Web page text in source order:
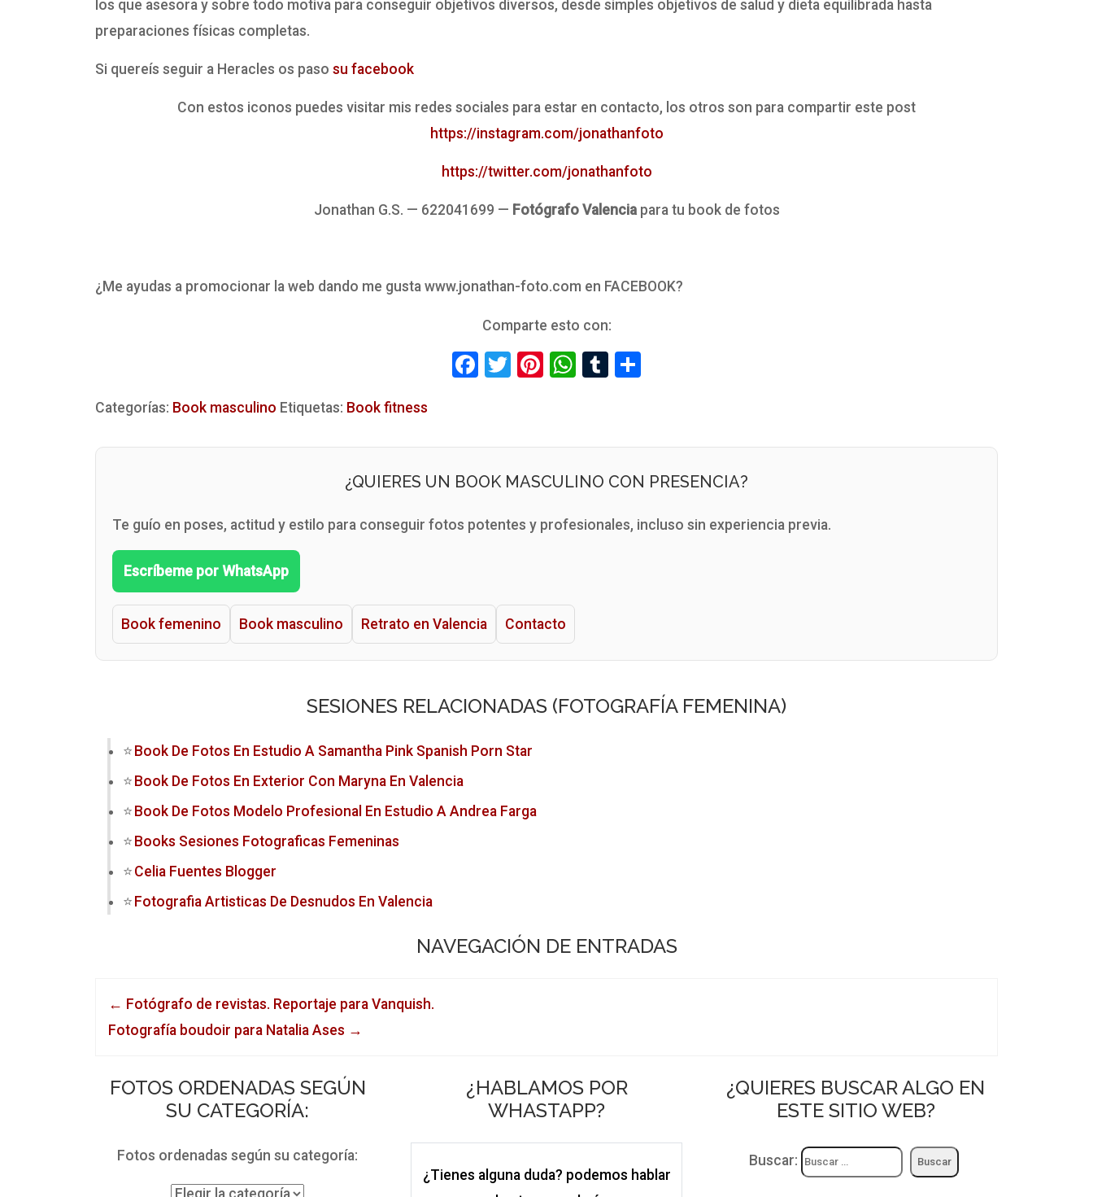
los que asesora y sobre todo motiva para conseguir objetivos diversos, desde simples objetivos de salud y dieta equilibrada hasta
preparaciones físicas completas.
Si quereís seguir a Heracles os paso su facebook
Con estos iconos puedes visitar mis redes sociales para estar en contacto, los otros son para compartir este post
https://instagram.com/jonathanfoto
https://twitter.com/jonathanfoto
Jonathan G.S. — 622041699 — Fotógrafo Valenciapara tu book de fotos
¿Me ayudas a promocionar la web dando me gusta www.jonathan-foto.com en FACEBOOK?
Comparte esto con:
Facebook
Twitter
Pinterest
WhatsApp
Tumblr
Categorías: Book masculino Etiquetas: Book fitness
¿QUIERES UN BOOK MASCULINO CON PRESENCIA?
Te guío en poses, actitud y estilo para conseguir fotos potentes y profesionales, incluso sin experiencia previa.
Escríbeme por WhatsApp
Book femenino Book masculino Retrato en Valencia Contacto
SESIONES RELACIONADAS (FOTOGRAFÍA FEMENINA)
Book De Fotos En Estudio A Samantha Pink Spanish Porn Star
Book De Fotos En Exterior Con Maryna En Valencia
Book De Fotos Modelo Profesional En Estudio A Andrea Farga
Books Sesiones Fotograficas Femeninas
Celia Fuentes Blogger
Fotografia Artisticas De Desnudos En Valencia
NAVEGACIÓN DE ENTRADAS
← Fotógrafo de revistas. Reportaje para Vanquish.
Fotografía boudoir para Natalia Ases →
FOTOS ORDENADAS SEGÚN
SU CATEGORÍA:
Fotos ordenadas según su categoría:
¿HABLAMOS POR
WHASTAPP?
¿Tienes alguna duda? podemos hablar
¿QUIERES BUSCAR ALGO EN
ESTE SITIO WEB?
Buscar: